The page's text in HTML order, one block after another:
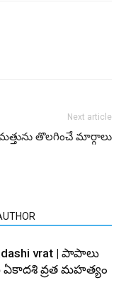
Next article
తొలగించే మార్గాలు
vrat | పాపాలు
వ్రత మహత్యం